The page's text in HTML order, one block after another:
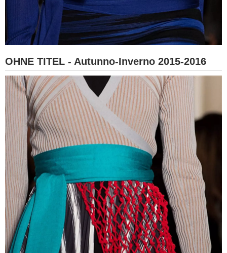
OHNE TITEL - Autunno-Inverno 2015-2016